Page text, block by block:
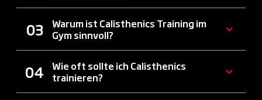
Warum ist Calisthenics Training im
Gym sinnvoll?
Wie oft sollte ich Calisthenics
trainieren?